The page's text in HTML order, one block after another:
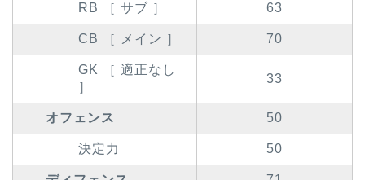
RB ［ サブ ］ 63
CB ［ メイン ］ 70
GK ［ 適正なし
］
33
オフェンス 50
決定力 50